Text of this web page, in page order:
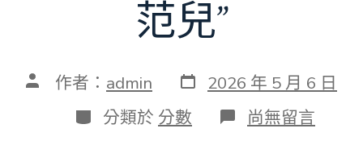
范兒”
文 作者： admin 發
表
日
期
2026 年 5 月 6 日
分
類
分類於 分數 在
〈甜
尚無留言